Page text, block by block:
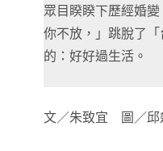
眾目睽睽下歷經婚
你不放，」跳脫了
的：好好過生活。
文／朱致宜 圖／